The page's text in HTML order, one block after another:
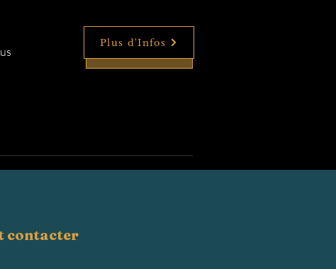
Plus d'Infos
contacter